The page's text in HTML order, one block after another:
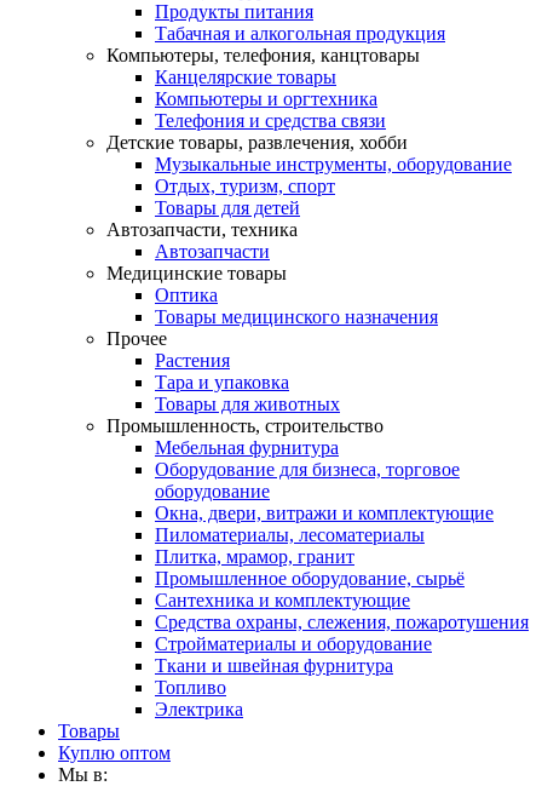
Продукты питания
Табачная и алкогольная продукция
Компьютеры, телефония, канцтовары
Канцелярские товары
Компьютеры и оргтехника
Телефония и средства связи
Детские товары, развлечения, хобби
Музыкальные инструменты, оборудование
Отдых, туризм, спорт
Товары для детей
Автозапчасти, техника
Автозапчасти
Медицинские товары
Оптика
Товары медицинского назначения
Прочее
Растения
Тара и упаковка
Товары для животных
Промышленность, строительство
Мебельная фурнитура
Оборудование для бизнеса, торговое
оборудование
Окна, двери, витражи и комплектующие
Пиломатериалы, лесоматериалы
Плитка, мрамор, гранит
Промышленное оборудование, сырьё
Сантехника и комплектующие
Средства охраны, слежения, пожаротушения
Стройматериалы и оборудование
Ткани и швейная фурнитура
Топливо
Электрика
Товары
Куплю оптом
Мы в: